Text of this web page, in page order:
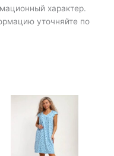
характер.
уточняйте по